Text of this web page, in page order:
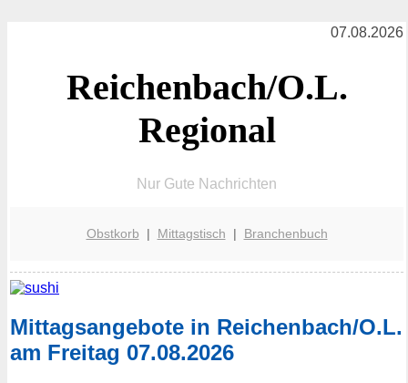
07.08.2026
Reichenbach/O.L.
Regional
Nur Gute Nachrichten
Obstkorb | Mittagstisch | Branchenbuch
Mittagsangebote in Reichenbach/O.L.
am Freitag 07.08.2026